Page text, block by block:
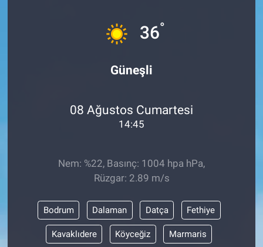
36°
Güneşli
08 Ağustos Cumartesi
14:45
Nem: %22, Basınç: 1004 hpa hPa,
Rüzgar: 2.89 m/s
Bodrum Dalaman Datça Fethiye
Kavaklıdere Köyceğiz Marmaris